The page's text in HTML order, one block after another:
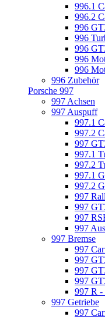
996.1
996.2
996
996
996
996
996
996 Zubehör
Porsche 997
997 Achsen
997 Auspuff
997.1
997.2
997
997.1
997.2
997.1
997.2
997
997
997
997
997 Bremse
997
997
997
997
997 R -
997 Getriebe
997